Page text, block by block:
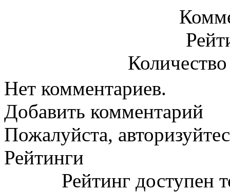
Нет комментариев.
Добавить комментарий
Пожалуйста,
Рейтинги
Рейтинг доступен